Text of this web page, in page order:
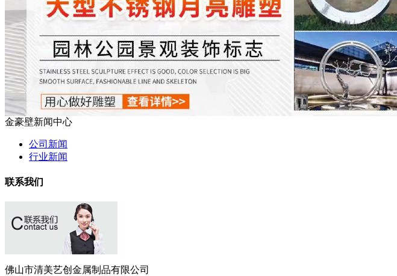
金豪壁新闻中心
公司新闻
行业新闻
联系我们
佛山市清美艺创金属制品有限公司